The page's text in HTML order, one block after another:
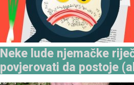
Neke lude njemačke
povjerovati da postoje